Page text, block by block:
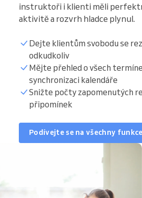
instruktoři i klienti měli
aktivitě a rozvrh hladce plynul.
Dejte klientům svobodu se
odkudkoliv
Mějte přehled o všech
synchronizaci kalendáře
Snižte počty zapomenutých
připomínek
Podívejte se na všechny funkce